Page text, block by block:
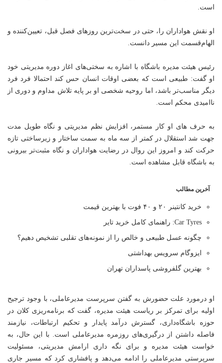
است.
او نقش هواداران را، حتی در سخت‌ترین روزهای فصل قبل، تعیین‌کننده و
الهام‌قسمت این مسیر دانست.
رئیس هیئت مدیره باشگاه با اشاره به سختی‌های اغاز دوره مدیریتی خود
او گفت: طبیعی است که بعضی اوقات انسان حس کند احتمالا فرد فرد
دیگر مناسب‌تر باشد، اما روحیه شخصی او بر پایه تلاش مداوم و دوری از
ناامیدی محکم است.
به حرف های او کار مستمر، افزایش نظم مدیریتی و نگاه طویل مدت
جهت شد استقلال در کمتر از سه ماه به سمت ساختار و زیرساختی تازه
حرکت کند و امروز این روال در رضایت هواداران و نگاه مثبت‌تر بیرونی
به باشگاه قابل مشاهده است.
آخرین مطالب
خرید کانتینر ۲۰ و ۴۰ فوت با بهترین قیمت
Car Tyres: راهنمای کامل خرید تایر
چگونه عسل طبیعی و خالص را از نمونه‌های تقلبی تشخیص دهیم؟
ایزوگام سرویس بهداشتی
بهترین گلفروشی پاسداران تهران
او درمورد علت حضورش به گفتن سرپرست مدیرعاملی، با وجود ترجیح
اولیه برای تمرکز بر ریاست هیئت مدیره، گفت که برنامه‌ریزی کلان در
حوزه باشگاه‌داری، گسترش درآمد پایدار و تحکیم ارتباطات، نیازمند
فاصله داشتن از درگیری‌های روزمره مدیرعاملی است. با این حال، به
خواست هیئت مدیره و برای نگه داری ارامش مدیریتی، مسئولیت
سرپرستی مدیرعاملی را ادامه می‌دهد و پافشاری کرد که مسیر جاری